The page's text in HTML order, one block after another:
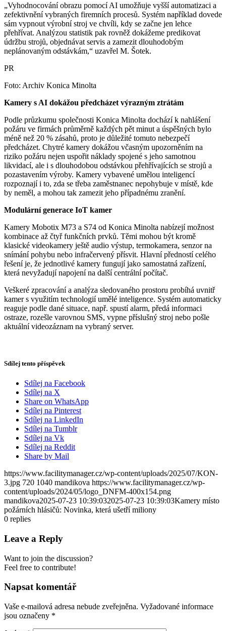
„Vyhodnocování obrazu pomocí AI umožňuje vyšší automatizaci a
zefektivnění vybraných firemních procesů. Systém například dovede
sám vypnout výrobní stroj ve chvíli, kdy se začne jen lehce
přehřívat. Analýzou statistik pak rovněž dokážeme predikovat
údržbu strojů, objednávat servis a zamezit dlouhodobým
neplánovaným odstávkám,“ uzavřel M. Šotek.
PR
Foto: Archiv Konica Minolta
Kamery s AI dokážou předcházet výrazným ztrátám
Podle průzkumu společnosti Konica Minolta dochází k nahlášení
požáru ve firmách průměrně každých pět minut a úspěšných bylo
méně než 20 % zásahů, proto je důležité tomuto nebezpečí
předcházet. Chytré kamery dokážou včasným upozorněním na
riziko požáru nejen uspořit náklady spojené s jeho samotnou
likvidací, ale i s dlouhodobou odstávkou přehřívajících se strojů a
pozastavením výroby. Kamery vybavené umělou inteligencí
rozpoznají i to, zda se třeba zaměstnanec nepohybuje v místě, kde
by neměl, a mohou tak zamezit jeho případnému zranění.
Modulární generace IoT kamer
Kamery Mobotix M73 a S74 od Konica Minolta nabízejí možnost
kombinace až čtyř funkčních prvků. Těmi mohou být kromě
klasické videokamery ještě audio výstup, termokamera, senzor na
snímání pohybu nebo infračervený přísvit. Hlavní předností celého
řešení je, že jednotlivé kamery fungují jako samostatná zařízení,
která nevyžadují napojení na další centrální počítač.
Veškeré zpracování a analýza sledovaného prostoru probíhá uvnitř
kamer s využitím technologií umělé inteligence. Systém automaticky
reaguje podle dané situace, např. spustí alarm, předá informaci
ostraze, rozešle varovnou SMS, vypne příslušný stroj nebo pošle
aktuální videozáznam na vybraný server.
Sdílej tento příspěvek
Sdílej na Facebook
Sdílej na X
Share on WhatsApp
Sdílej na Pinterest
Sdílej na LinkedIn
Sdílej na Tumblr
Sdílej na Vk
Sdílej na Reddit
Share by Mail
https://www.facilitymanager.cz/wp-content/uploads/2025/07/KON-
3.jpg 720 1040 mandikova https://www.facilitymanager.cz/wp-
content/uploads/2024/05/logo_DNFM-400x154.png
mandikova2025-07-23 10:39:032025-07-23 10:39:03Kamery místo
požárních hlásičů: Novinka, která ušetří miliony
0 replies
Leave a Reply
Want to join the discussion?
Feel free to contribute!
Napsat komentář
Vaše e-mailová adresa nebude zveřejněna. Vyžadované informace
jsou označeny *